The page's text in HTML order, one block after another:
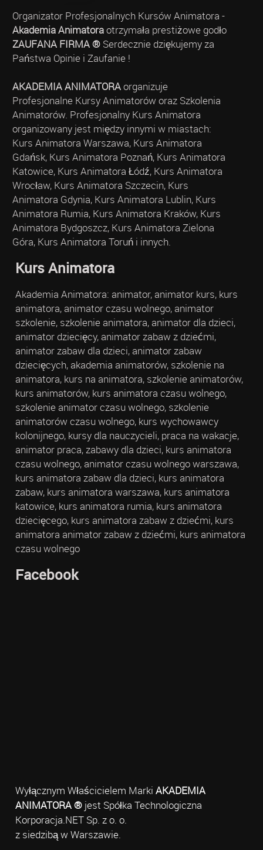
Organizator Profesjonalnych Kursów Animatora -
Akademia Animatoraotrzymała prestiżowe godło
ZAUFANA FIRMA ®Serdecznie dziękujemy za
Państwa Opinie i Zaufanie !
AKADEMIA ANIMATORAorganizuje
Profesjonalne Kursy Animatorów oraz Szkolenia
Animatorów. Profesjonalny Kurs Animatora
organizowany jest między innymi w miastach:
Kurs Animatora Warszawa, Kurs Animatora
Gdańsk, Kurs Animatora Poznań, Kurs Animatora
Katowice, Kurs Animatora Łódź, Kurs Animatora
Wrocław, Kurs Animatora Szczecin, Kurs
Animatora Gdynia, Kurs Animatora Lublin, Kurs
Animatora Rumia, Kurs Animatora Kraków, Kurs
Animatora Bydgoszcz, Kurs Animatora Zielona
Góra, Kurs Animatora Toruń i innych.
Kurs Animatora
Akademia Animatora: animator, animator kurs, kurs
animatora, animator czasu wolnego, animator
szkolenie, szkolenie animatora, animator dla dzieci,
animator dziecięcy, animator zabaw z dziećmi,
animator zabaw dla dzieci, animator zabaw
dziecięcych, akademia animatorów, szkolenie na
animatora, kurs na animatora, szkolenie animatorów,
kurs animatorów, kurs animatora czasu wolnego,
szkolenie animator czasu wolnego, szkolenie
animatorów czasu wolnego, kurs wychowawcy
kolonijnego, kursy dla nauczycieli, praca na wakacje,
animator praca, zabawy dla dzieci, kurs animatora
czasu wolnego, animator czasu wolnego warszawa,
kurs animatora zabaw dla dzieci, kurs animatora
zabaw, kurs animatora warszawa, kurs animatora
katowice, kurs animatora rumia, kurs animatora
dziecięcego, kurs animatora zabaw z dziećmi, kurs
animatora animator zabaw z dziećmi, kurs animatora
czasu wolnego
Facebook
Wyłącznym Właścicielem Marki AKADEMIA
ANIMATORA ®jest Spółka Technologiczna
Korporacja.NET Sp. z o. o.
z siedzibą w Warszawie.